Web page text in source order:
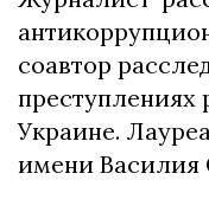
соавтор
преступлениях
Украине.
имени Василия